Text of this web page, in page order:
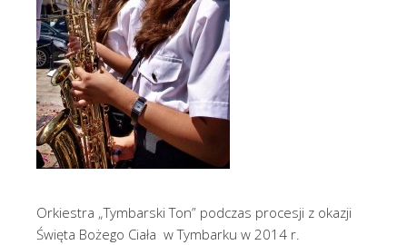
Orkiestra „Tymbarski Ton” podczas procesji z okazji
Święta Bożego Ciała w Tymbarku w 2014 r.